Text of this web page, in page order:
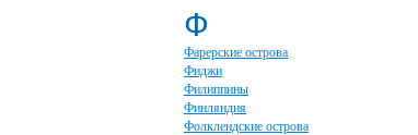
Ф
Фарерские острова
Фиджи
Филиппины
Финляндия
Фолклендские острова